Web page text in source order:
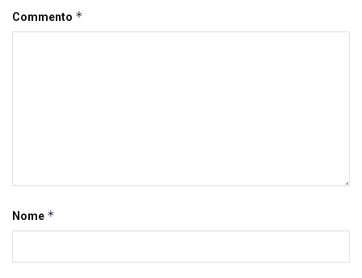
Commento *
Nome *